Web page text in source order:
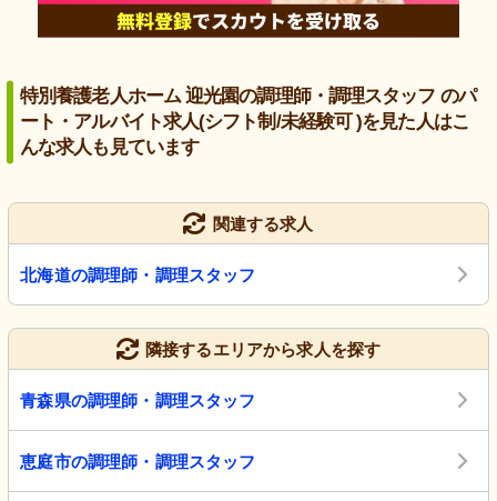
特別養護老人ホーム 迎光園の調理師・調理スタッフ のパ
ート・アルバイト求人(シフト制/未経験可 )を見た人はこ
んな求人も見ています
関連する求人
北海道の調理師・調理スタッフ
隣接するエリアから求人を探す
青森県の調理師・調理スタッフ
恵庭市の調理師・調理スタッフ